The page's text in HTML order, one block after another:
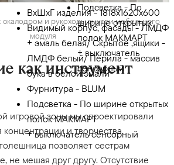
ВхШхГ изделия - 1818х1620х600
Видимый корпус, фасады - ЛМДФ
+ эмаль белая/ Скрытое ,ящики -
ЛМДФ белый/ Перила - массив
бука в белой эмали
Фурнитура - BLUM
Подсветка - По ширине открытых
полок МАКМАРТ
+ выключатель сенсорный
Подсветка - По
ширине открытых
полок МАКМАРТ
+ выключатель
сенсорный
и рукоходы внутри мебельного
модуля
как инструмент
игровой зоны мы спроектировали
концентрации и творчества.
позволяет сестрам
не мешая друг другу. Отсутствие